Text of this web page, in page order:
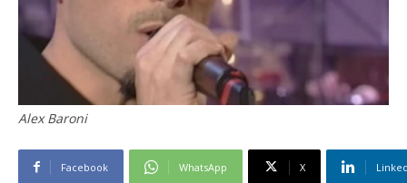
Alex Baroni
Facebook WhatsApp X